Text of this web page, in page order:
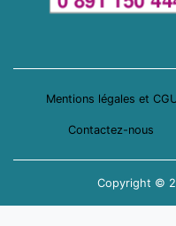
Mentions légales et
Contactez-nous
Copyright ©